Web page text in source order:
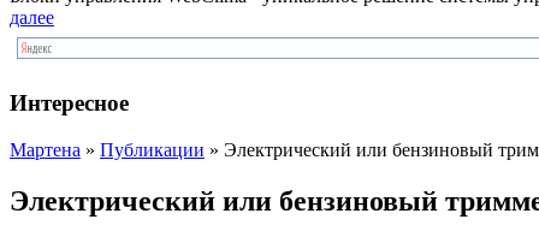
далее
Интересное
Мартена » Публикации » Электрический или бензиновый
Электрический или бензиновый